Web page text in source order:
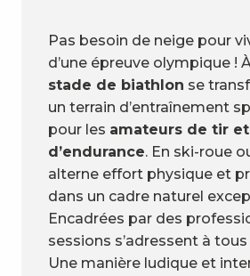
Pas besoin de neige pour
d’une épreuve olympique !
stade de biathlon se
un terrain d’entraînement
pour les amateurs de tir
d’endurance. En ski-roue
alterne effort physique et
dans un cadre naturel
Encadrées par des
sessions s’adressent à
Une manière ludique et